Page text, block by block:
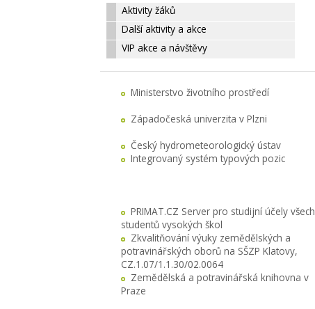
Aktivity žáků
Další aktivity a akce
VIP akce a návštěvy
Ministerstvo životního prostředí
Západočeská univerzita v Plzni
Český hydrometeorologický ústav
Integrovaný systém typových pozic
PRIMAT.CZ Server pro studijní účely všech
studentů vysokých škol
Zkvalitňování výuky zemědělských a
potravinářských oborů na SŠZP Klatovy,
CZ.1.07/1.1.30/02.0064
Zemědělská a potravinářská knihovna v
Praze